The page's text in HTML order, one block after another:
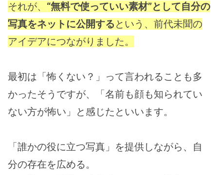
それが、 “無料で使っていい素材”として自分の
写真をネットに公開する という、前代未聞の
アイデアにつながりました。
最初は「怖くない？」って言われることも多
かったそうですが、「名前も顔も知られてい
ない方が怖い」と感じたといいます。
「誰かの役に立つ写真」を提供しながら、自
分の存在を広める。